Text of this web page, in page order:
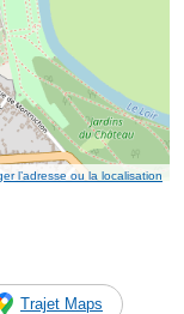
l’adresse ou la localisation
Trajet Maps